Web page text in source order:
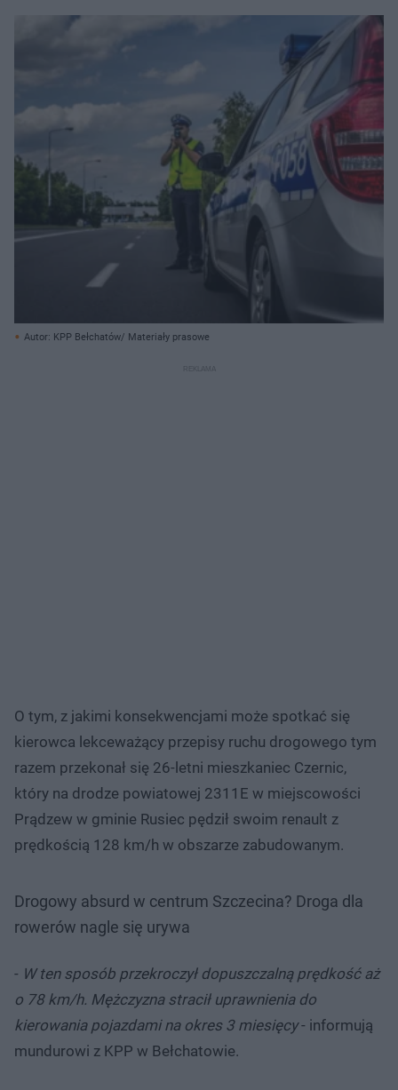
Autor: KPP Bełchatów/ Materiały prasowe
O tym, z jakimi konsekwencjami może spotkać się
kierowca lekceważący przepisy ruchu drogowego tym
razem przekonał się 26-letni mieszkaniec Czernic,
który na drodze powiatowej 2311E w miejscowości
Prądzew w gminie Rusiec pędził swoim renault z
prędkością 128 km/h w obszarze zabudowanym.
Drogowy absurd w centrum Szczecina? Droga dla
rowerów nagle się urywa
- W ten sposób przekroczył dopuszczalną prędkość aż
o 78 km/h. Mężczyzna stracił uprawnienia do
kierowania pojazdami na okres 3 miesięcy- informują
mundurowi z KPP w Bełchatowie.